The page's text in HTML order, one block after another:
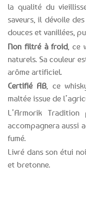
la qualité du
saveurs, il dévoile
douces et vanillées,
Non filtré à froid ,
naturels. Sa couleur
arôme artificiel.
Certifié AB, ce
maltée issue de
L’Armorik
accompagnera aussi
fumé.
Livré dans son étui
et bretonne.